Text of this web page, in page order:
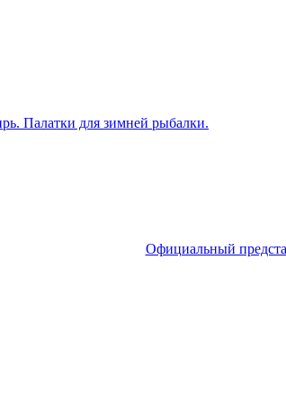
Официальный